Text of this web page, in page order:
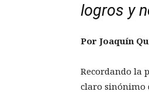
logros y
Por Joaquín
Recordando la
claro sinónimo